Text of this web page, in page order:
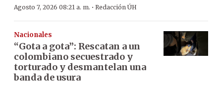
Agosto 7, 2026 08:21 a. m. · Redacción ÚH
Nacionales
“Gota a gota”: Rescatan a un
colombiano secuestrado y
torturado y desmantelan una
banda de usura